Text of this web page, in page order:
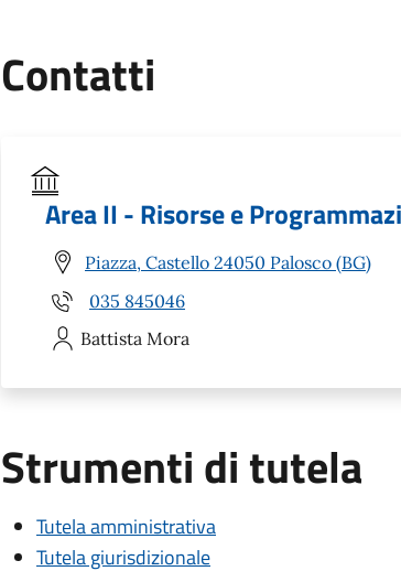
Contatti
Area II - Risorse e
Piazza, Castello 24050 Palosco (BG)
035 845046
Battista Mora
Strumenti di tutela
Tutela amministrativa
Tutela giurisdizionale